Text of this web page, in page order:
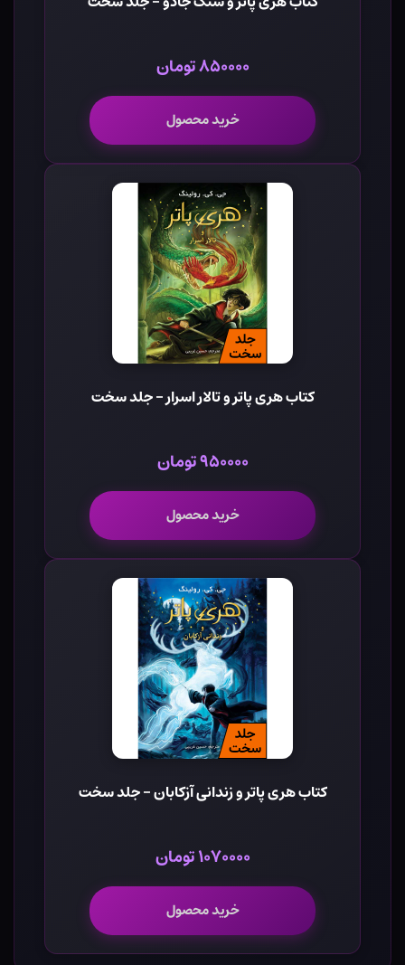
۸۵۰۰۰۰ تومان
خرید محصول
کتاب هری پاتر و تالار اسرار - جلد سخت
۹۵۰۰۰۰ تومان
خرید محصول
کتاب هری پاتر و زندانی آزکابان - جلد سخت
۱۰۷۰۰۰۰ تومان
خرید محصول